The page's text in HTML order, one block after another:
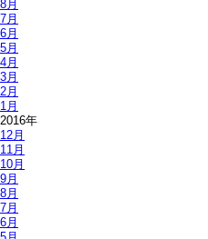
8月
7月
6月
5月
4月
3月
2月
1月
2016年
12月
11月
10月
9月
8月
7月
6月